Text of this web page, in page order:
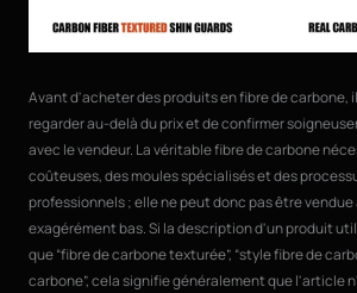
Avant d'acheter des produits en fibre de carbone,
regarder au-delà du prix et de confirmer
avec le vendeur. La véritable fibre de carbone
coûteuses, des moules spécialisés et des
professionnels ; elle ne peut donc pas être vendue
exagérément bas. Si la description d'un produit
que “fibre de carbone texturée”, “style fibre de
carbone”, cela signifie généralement que l'article